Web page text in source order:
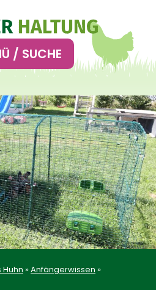
/ SUCHE
Huhn »Anfängerwissen »